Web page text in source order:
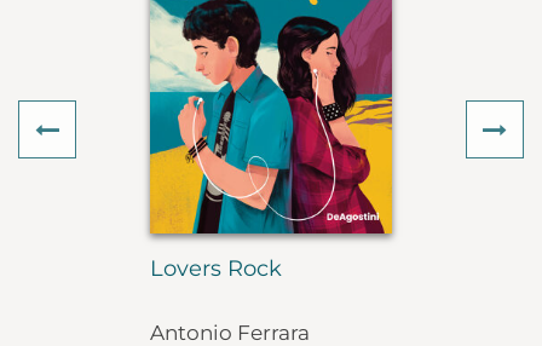
Lovers Rock
Antonio Ferrara
Previous